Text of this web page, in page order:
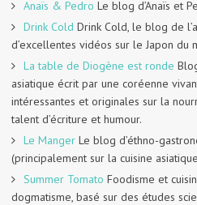
Anaïs & Pedro Le blog d’Anaïs et
Drink Cold Drink Cold, le blog de
d’excellentes vidéos sur le Japon du
La table de Diogène est ronde
asiatique écrit par une coréenne
intéressantes et originales sur la
talent d’écriture et humour.
Le Manger Le blog d’éthno-
(principalement sur la cuisine
Summer Tomato Foodisme et
dogmatisme, basé sur des études